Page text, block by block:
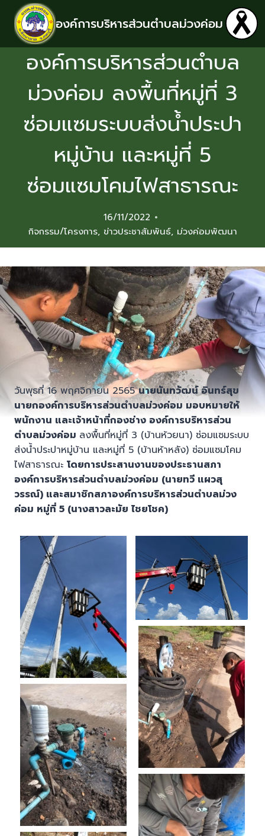
องค์การบริหารส่วนตำบลม่วงค่อม
องค์การบริหารส่วนตำบล
ม่วงค่อม ลงพื้นที่หมู่ที่ 3
ซ่อมแซมระบบส่งน้ำประปา
หมู่บ้าน และหมู่ที่ 5
ซ่อมแซมโคมไฟสาธารณะ
16/11/2022
กิจกรรม/โครงการ, ข่าวประชาสัมพันธ์, ม่วงค่อมพัฒนา
วันพุธที่ 16 พฤศจิกายน 2565นายนันทวัฒน์ อินทร์สุข
นายกองค์การบริหารส่วนตำบลม่วงค่อม มอบหมายให้
พนักงาน และเจ้าหน้าที่กองช่าง องค์การบริหารส่วน
ตำบลม่วงค่อม ลงพื้นที่หมู่ที่ 3 (บ้านห้วยนา) ซ่อมแซมระบบ
ส่งน้ำประปาหมู่บ้าน และหมู่ที่ 5 (บ้านห้าหลัง) ซ่อมแซมโคม
ไฟสาธารณะ โดยการประสานงานของประธานสภา
องค์การบริหารส่วนตำบลม่วงค่อม (นายทวี แผวสุ
วรรณ์) และสมาชิกสภาองค์การบริหารส่วนตำบลม่วง
ค่อม หมู่ที่ 5 (นางสาวละมัย ไชยโชค)